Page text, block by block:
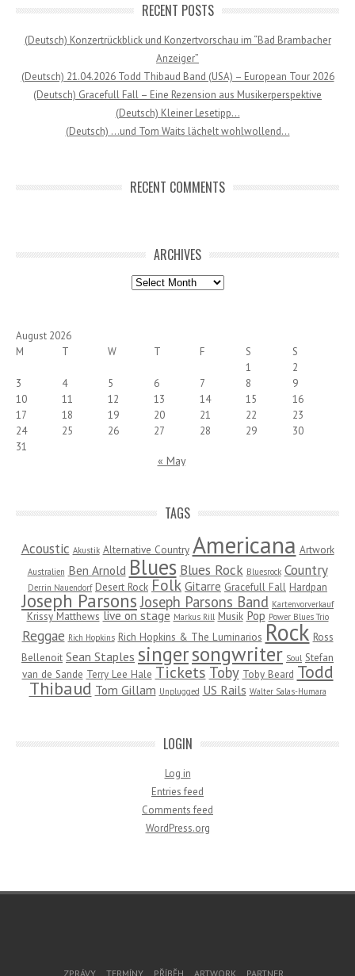
RECENT POSTS
(Deutsch) Konzertrückblick und Konzertvorschau im “Bad Brambacher
Anzeiger”
(Deutsch) 21.04.2026 Todd Thibaud Band (USA) – European Tour 2026
(Deutsch) Gracefull Fall – Eine Rezension aus Musikerperspektive
(Deutsch) Kleiner Lesetipp…
(Deutsch) …und Tom Waits lächelt wohlwollend…
RECENT COMMENTS
ARCHIVES
Archives
August 2026
M
T W T F S
S
1
2
3
4 5 6 7 8
9
10
11 12 13 14 15
16
17
18 19 20 21 22
23
24
25 26 27 28 29
30
31
« May
TAGS
Acoustic Akustik Alternative Country Americana Artwork
Australien Ben Arnold Blues Blues Rock Bluesrock Country
Derrin Nauendorf Desert Rock Folk Gitarre Gracefull Fall Hardpan
Joseph Parsons Joseph Parsons Band Kartenvorverkauf
Krissy Matthews live on stage Markus Rill Musik Pop Power Blues Trio
Reggae Rich Hopkins Rich Hopkins & The Luminarios Rock Ross
Bellenoit Sean Staples singersongwriter Soul Stefan
van de Sande Terry Lee Hale Tickets Toby Toby Beard Todd
Thibaud Tom Gillam Unplugged US Rails Walter Salas-Humara
LOGIN
Log in
Entries feed
Comments feed
WordPress.org
ZPRÁVY TERMÍNY PŘÍBĚH ARTWORK PARTNER